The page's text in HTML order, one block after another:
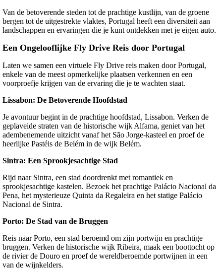
Van de betoverende steden tot de prachtige kustlijn, van de groene
bergen tot de uitgestrekte vlaktes, Portugal heeft een diversiteit aan
landschappen en ervaringen die je kunt ontdekken met je eigen auto.
Een Ongelooflijke Fly Drive Reis door Portugal
Laten we samen een virtuele Fly Drive reis maken door Portugal,
enkele van de meest opmerkelijke plaatsen verkennen en een
voorproefje krijgen van de ervaring die je te wachten staat.
Lissabon: De Betoverende Hoofdstad
Je avontuur begint in de prachtige hoofdstad, Lissabon. Verken de
geplaveide straten van de historische wijk Alfama, geniet van het
adembenemende uitzicht vanaf het São Jorge-kasteel en proef de
heerlijke Pastéis de Belém in de wijk Belém.
Sintra: Een Sprookjesachtige Stad
Rijd naar Sintra, een stad doordrenkt met romantiek en
sprookjesachtige kastelen. Bezoek het prachtige Palácio Nacional da
Pena, het mysterieuze Quinta da Regaleira en het statige Palácio
Nacional de Sintra.
Porto: De Stad van de Bruggen
Reis naar Porto, een stad beroemd om zijn portwijn en prachtige
bruggen. Verken de historische wijk Ribeira, maak een boottocht op
de rivier de Douro en proef de wereldberoemde portwijnen in een
van de wijnkelders.